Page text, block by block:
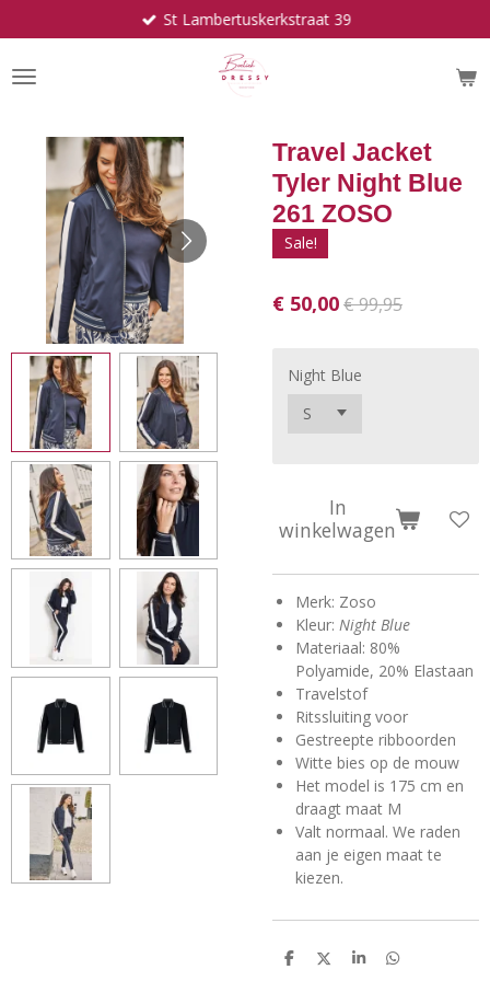
direct
naar
de
St Lambertuskerkstraat 39
Travel Jacket
Tyler Night Blue
261 ZOSO
Sale!
€ 50,00€ 99,95
Night Blue
In
winkelwagen
Merk: Zoso
Kleur: Night Blue
Materiaal: 80%
Polyamide, 20% Elastaan
Travelstof
Ritssluiting voor
Gestreepte ribboorden
Witte bies op de mouw
Het model is 175 cm en
draagt maat M
Valt normaal. We raden
aan je eigen maat te
kiezen.
D
D
S
D